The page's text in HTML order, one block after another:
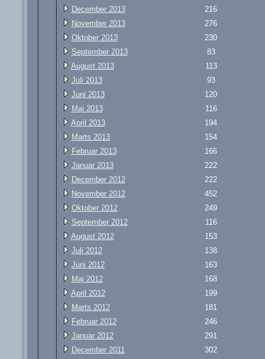
December 2013
216
November 2013
276
Oktober 2013
230
September 2013
83
August 2013
113
Juli 2013
93
Juni 2013
120
Maj 2013
116
April 2013
194
Marts 2013
154
Februar 2013
166
Januar 2013
222
December 2012
222
November 2012
452
Oktober 2012
249
September 2012
116
August 2012
153
Juli 2012
138
Juni 2012
163
Maj 2012
168
April 2012
199
Marts 2012
181
Februar 2012
246
Januar 2012
291
December 2011
302